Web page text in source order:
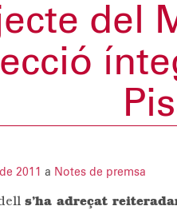
del
2011 a Notes de premsa
s’ha adreçat